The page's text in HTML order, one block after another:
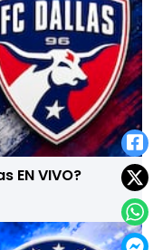
EN VIVO?